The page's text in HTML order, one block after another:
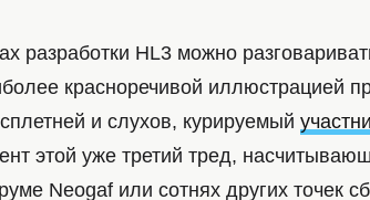
разработки HL3 можно
красноречивой иллюстрацией
и слухов, курируемый
этой уже третий тред,
Neogaf или сотнях других точек